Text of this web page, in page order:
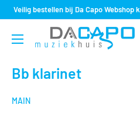
naar
Veilig bestellen bij Da Capo Webshop
Muziekhuis
Da
Capo
Bb klarinet
MAIN